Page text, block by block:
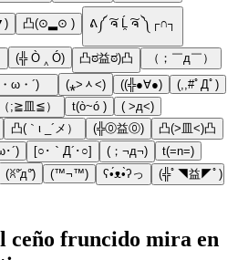
凸(⊙▂⊙ ) ᕕ༼ ͠ຈ Ĺ̯ ͠ຈ ༽┌∩┐
(╬ Ò ‸ Ó) 凸ಠ益ಠ)凸
（；￣д￣）
ω・´)ゝ (⁎˃ᆺ˂) ((╬●∀●)
(,,#ﾟДﾟ)
（;≧皿≦） t(ò~ó )
( >д<)
凸(｀ι _´メ） (╬⓪益⓪)
凸(>皿<)凸
･´) [○･｀Д´･○] (；¬д¬)
t(=n=)
(ꐦ°᷄д°᷅) (™¬™) ʕ•́ᴥ•̀ʔっ
(╬ﾟ◥益◤ﾟ)
ceño fruncido mira en